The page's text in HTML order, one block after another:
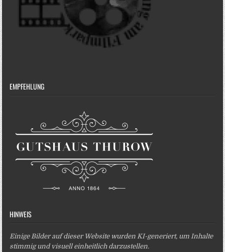
EMPFEHLUNG
HINWEIS
Einige Bilder auf dieser Website wurden KI-generiert, um Inhalte
stimmig und visuell einheitlich darzustellen.